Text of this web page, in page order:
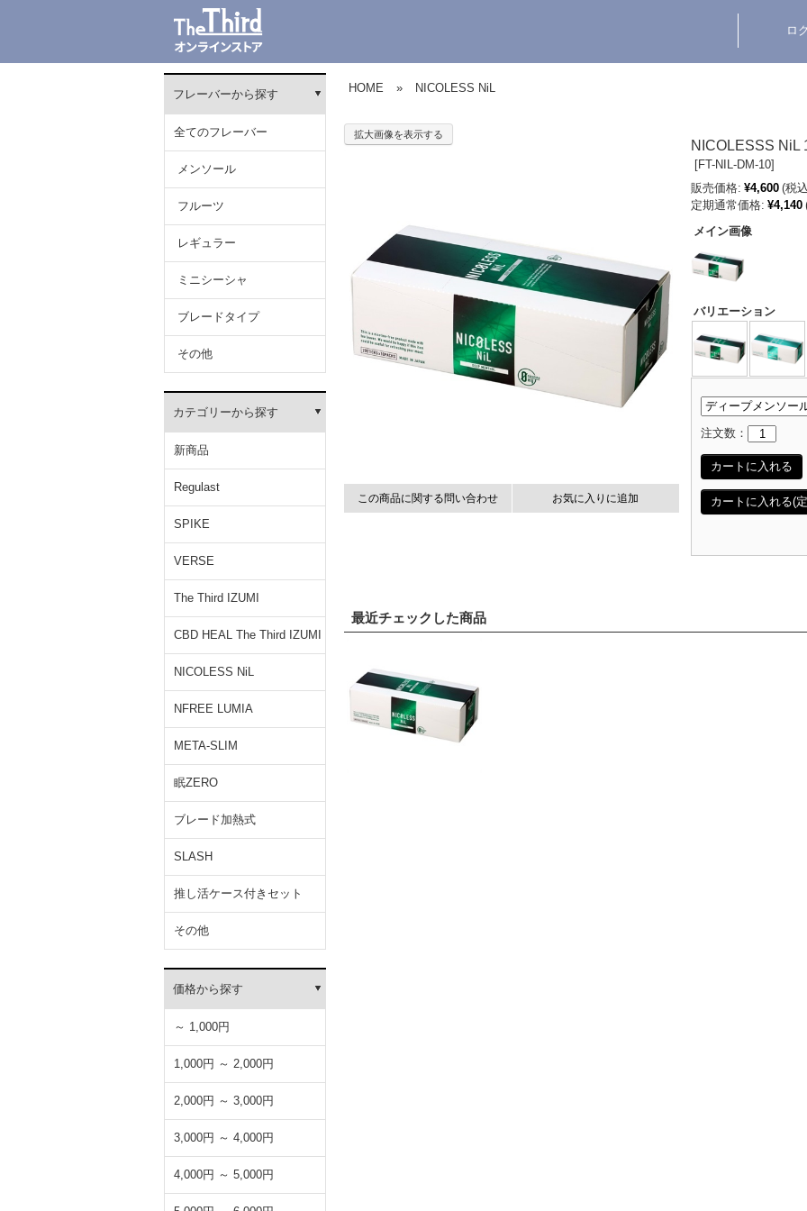
ロ
フレーバーから探す
全てのフレーバー
メンソール
フルーツ
レギュラー
ミニシーシャ
ブレードタイプ
その他
カテゴリーから探す
新商品
Regulast
SPIKE
VERSE
The Third IZUMI
CBD HEAL The Third IZUMI
NICOLESS NiL
NFREE LUMIA
META-SLIM
眠ZERO
ブレード加熱式
SLASH
推し活ケース付きセット
その他
価格から探す
～ 1,000円
1,000円 ～ 2,000円
2,000円 ～ 3,000円
3,000円 ～ 4,000円
4,000円 ～ 5,000円
HOME » NICOLESS NiL
拡大画像を表示する
この商品に関する問い合わせ お気に入りに追加
NICOLESSS NiL
[FT-NIL-DM-10]
販売価格: ¥4,600 (税
定期通常価格: ¥4,140
メイン画像
バリエーション
注文数：
カートに入れる
カートに入れる(
最近チェックした商品